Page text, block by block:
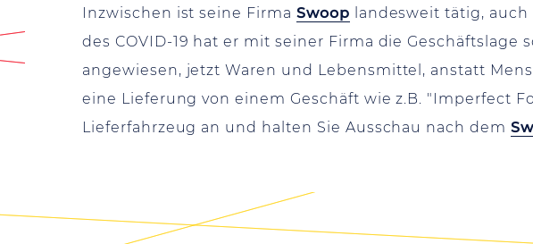
Inzwischen ist seine Firma Swoop landesweit tätig,
des COVID-19 hat er mit seiner Firma die
angewiesen, jetzt Waren und Lebensmittel, anstatt
eine Lieferung von einem Geschäft wie z.B. "Imperfect
Lieferfahrzeug an und halten Sie Ausschau nach dem